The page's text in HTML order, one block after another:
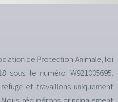
de Protection Animale, loi
sous le numéro W921005695.
et travaillons uniquement